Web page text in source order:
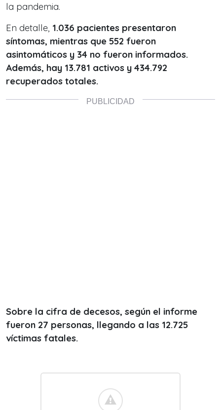
la pandemia.
En detalle, 1.036 pacientes presentaron
síntomas, mientras que 552 fueron
asintomáticos y 34 no fueron informados.
Además, hay 13.781 activos y 434.792
recuperados totales.
Sobre la cifra de decesos, según el informe
fueron 27 personas, llegando a las 12.725
víctimas fatales.